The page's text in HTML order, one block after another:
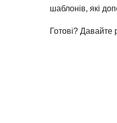
шаблонів, які
Готові? Давайте